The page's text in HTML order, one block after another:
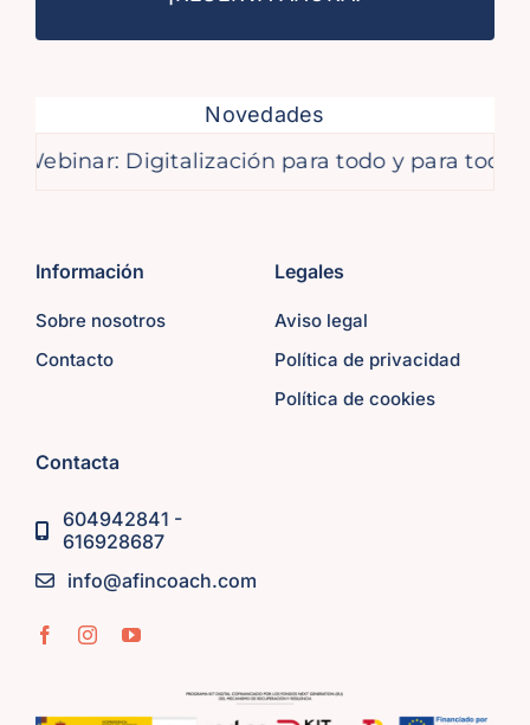
Novedades
Digitalización para todo y para tod@s
Información
Sobre nosotros
Contacto
Legales
Aviso legal
Política de privacidad
Política de cookies
Contacta
604942841 -
616928687
info@afincoach.com